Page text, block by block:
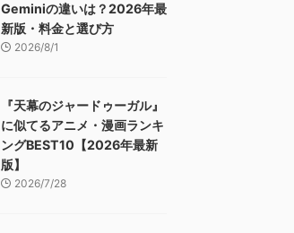
Geminiの違いは？2026年最
新版・料金と選び方
2026/8/1
『天幕のジャードゥーガル』
に似てるアニメ・漫画ランキ
ングBEST10【2026年最新
版】
2026/7/28